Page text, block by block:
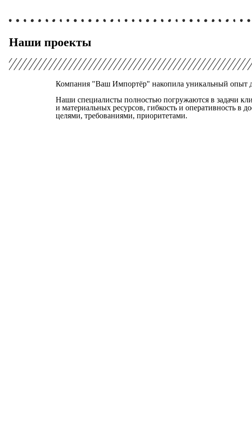
Наши проекты
Компания "Ваш Импортёр" накопила уникальный опыт
Наши специалисты полностью погружаются в задачи
и материальных ресурсов, гибкость и оперативность
целями, требованиями, приоритетами.